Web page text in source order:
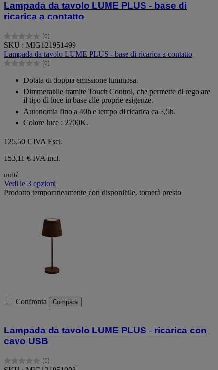
Lampada da tavolo LUME PLUS - base di
ricarica a contatto
(0)
0.0
su
5
stelle.
SKU : MIG121951499
Lampada da tavolo LUME PLUS - base di ricarica a contatto
(0)
0.0
stelle.
Dotata di doppia emissione luminosa.
Dimmerabile tramite Touch Control, che permette di regolare
il tipo di luce in base alle proprie esigenze.
Autonomia fino a 40h e tempo di ricarica ca 3,5h.
Colore luce : 2700K.
125,50 € IVA Escl.
153,11 € IVA incl.
unità
Vedi le 3 opzioni
Prodotto temporaneamente non disponibile, tornerà presto.
Confronta Compara
Lampada da tavolo LUME PLUS - ricarica con
cavo USB
(0)
0.0